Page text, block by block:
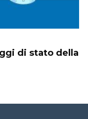
di stato della